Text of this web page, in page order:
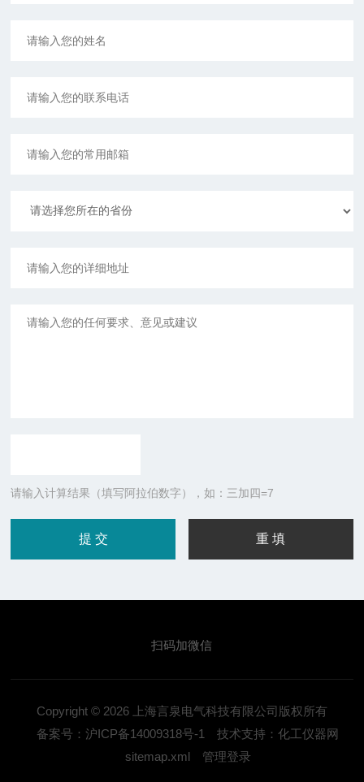
请输入计算结果（填写阿拉伯数字），如：三加四=7
扫码加微信
Copyright © 2026 上海言泉电气科技有限公司版权所有
备案号：沪ICP备14009318号-1
技术支持：化工仪器网
sitemap.xml
管理登录